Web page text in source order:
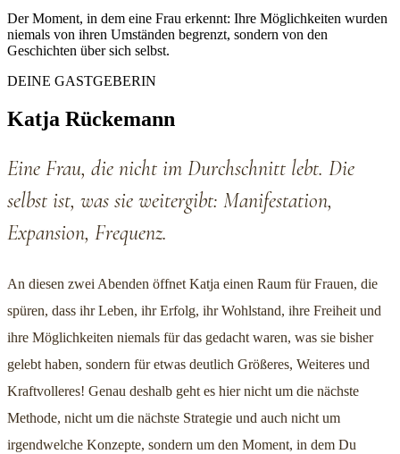
Der Moment, in dem eine Frau erkennt: Ihre Möglichkeiten wurden
niemals von ihren Umständen begrenzt, sondern von den
Geschichten über sich selbst.
DEINE GASTGEBERIN
Katja Rückemann
Eine Frau, die nicht im Durchschnitt lebt. Die
selbst ist, was sie weitergibt: Manifestation,
Expansion, Frequenz.
An diesen zwei Abenden öffnet Katja einen Raum für Frauen, die
spüren, dass ihr Leben, ihr Erfolg, ihr Wohlstand, ihre Freiheit und
ihre Möglichkeiten niemals für das gedacht waren, was sie bisher
gelebt haben, sondern für etwas deutlich Größeres, Weiteres und
Kraftvolleres! Genau deshalb geht es hier nicht um die nächste
Methode, nicht um die nächste Strategie und auch nicht um
irgendwelche Konzepte, sondern um den Moment, in dem Du